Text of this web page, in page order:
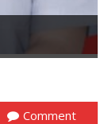
Comment